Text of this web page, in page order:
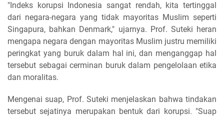
"Indeks korupsi Indonesia sangat rendah, kita tertinggal
dari negara-negara yang tidak mayoritas Muslim seperti
Singapura, bahkan Denmark," ujarnya. Prof. Suteki heran
mengapa negara dengan mayoritas Muslim justru memiliki
peringkat yang buruk dalam hal ini, dan menganggap hal
tersebut sebagai cerminan buruk dalam pengelolaan etika
dan moralitas.
Mengenai suap, Prof. Suteki menjelaskan bahwa tindakan
tersebut sejatinya merupakan bentuk dari korupsi. "Suap